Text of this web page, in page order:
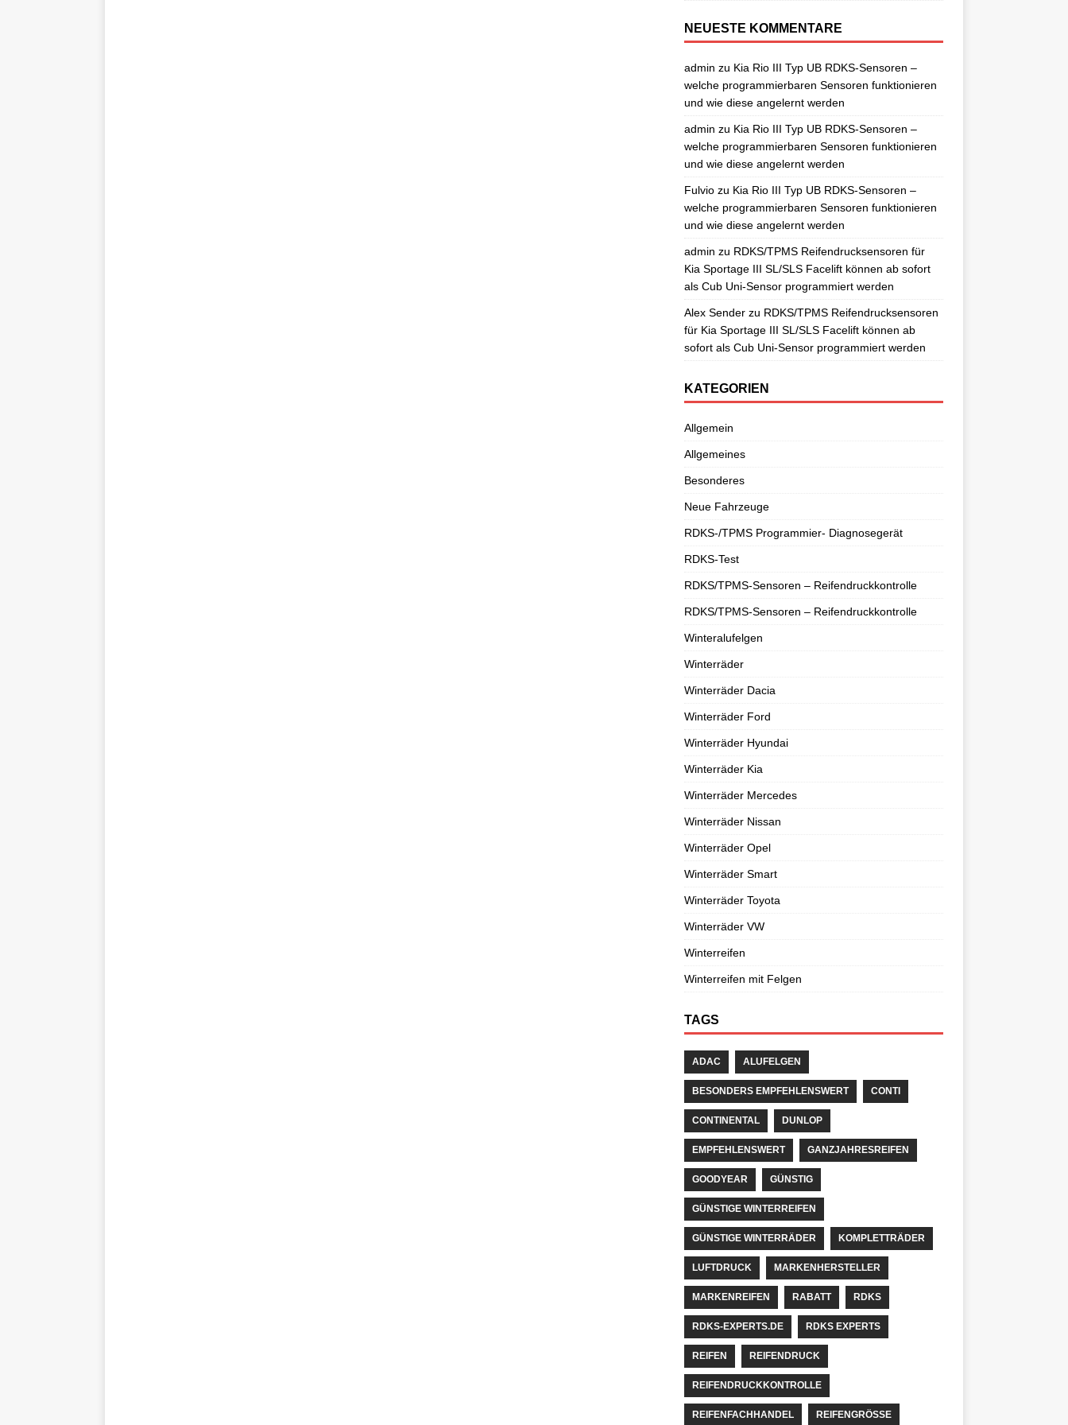
NEUESTE KOMMENTARE
admin zu Kia Rio III Typ UB RDKS-Sensoren –
welche programmierbaren Sensoren funktionieren
und wie diese angelernt werden
admin zu Kia Rio III Typ UB RDKS-Sensoren –
welche programmierbaren Sensoren funktionieren
und wie diese angelernt werden
Fulviozu Kia Rio III Typ UB RDKS-Sensoren –
welche programmierbaren Sensoren funktionieren
und wie diese angelernt werden
admin zu RDKS/TPMS Reifendrucksensoren für
Kia Sportage III SL/SLS Facelift können ab sofort
als Cub Uni-Sensor programmiert werden
Alex Senderzu RDKS/TPMS Reifendrucksensoren
für Kia Sportage III SL/SLS Facelift können ab
sofort als Cub Uni-Sensor programmiert werden
KATEGORIEN
Allgemein
Allgemeines
Besonderes
Neue Fahrzeuge
RDKS-/TPMS Programmier- Diagnosegerät
RDKS-Test
RDKS/TPMS-Sensoren – Reifendruckkontrolle
RDKS/TPMS-Sensoren – Reifendruckkontrolle
Winteralufelgen
Winterräder
Winterräder Dacia
Winterräder Ford
Winterräder Hyundai
Winterräder Kia
Winterräder Mercedes
Winterräder Nissan
Winterräder Opel
Winterräder Smart
Winterräder Toyota
Winterräder VW
Winterreifen
Winterreifen mit Felgen
TAGS
ADAC ALUFELGEN
BESONDERS EMPFEHLENSWERT CONTI
CONTINENTAL DUNLOP
EMPFEHLENSWERT GANZJAHRESREIFEN
GOODYEAR GÜNSTIG
GÜNSTIGE WINTERREIFEN
GÜNSTIGE WINTERRÄDER KOMPLETTRÄDER
LUFTDRUCK MARKENHERSTELLER
MARKENREIFEN RABATT RDKS
RDKS-EXPERTS.DE RDKS EXPERTS
REIFEN REIFENDRUCK
REIFENDRUCKKONTROLLE
REIFENFACHHANDEL REIFENGRÖSSE